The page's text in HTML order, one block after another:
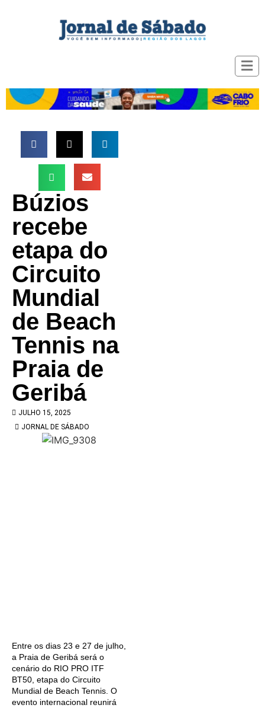
Búzios
recebe
etapa do
Circuito
Mundial
de Beach
Tennis na
Praia de
Geribá
JULHO 15, 2025
JORNAL DE SÁBADO
Entre os dias 23 e 27 de julho,
a Praia de Geribá será o
cenário do RIO PRO ITF
BT50, etapa do Circuito
Mundial de Beach Tennis. O
evento internacional reunirá